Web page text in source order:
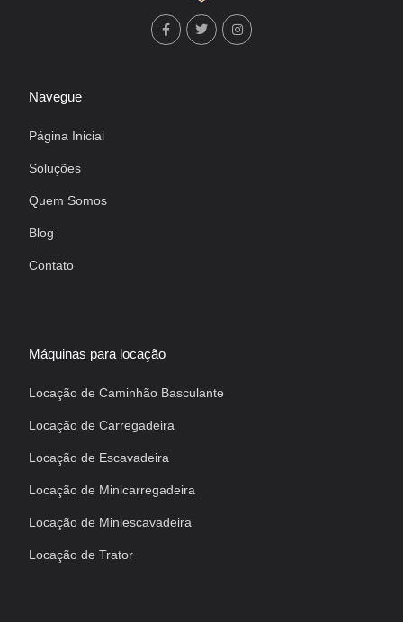
Navegue
Página Inicial
Soluções
Quem Somos
Blog
Contato
Máquinas para locação
Locação de Caminhão Basculante
Locação de Carregadeira
Locação de Escavadeira
Locação de Minicarregadeira
Locação de Miniescavadeira
Locação de Trator